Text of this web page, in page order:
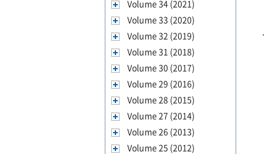
Volume 34 (2021)
Volume 33 (2020)
Volume 32 (2019)
Volume 31 (2018)
Volume 30 (2017)
Volume 29 (2016)
Volume 28 (2015)
Volume 27 (2014)
Volume 26 (2013)
Volume 25 (2012)